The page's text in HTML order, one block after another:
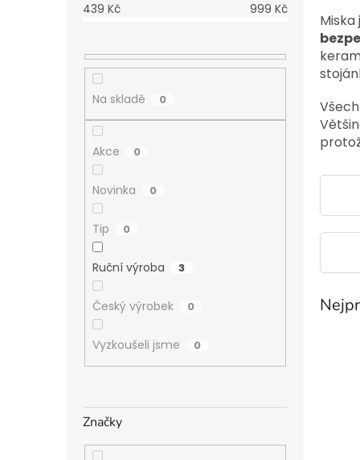
439 Kč 999 Kč
Na skladě 0
Akce 0
Novinka 0
Tip 0
Ruční výroba 3
Český výrobek 0
Vyzkoušeli jsme 0
Značky